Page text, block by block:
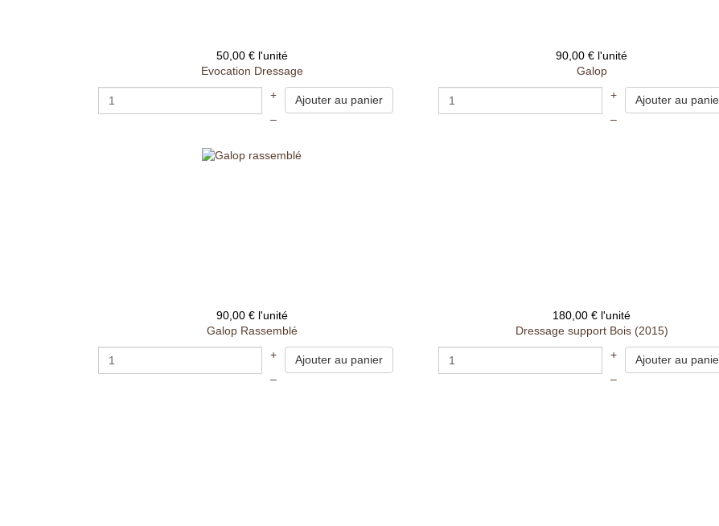
50,00 € l'unité
Evocation Dressage
+
–
90,00 € l'unité
Galop
+
–
90,00 € l'unité
Galop Rassemblé
+
–
180,00 € l'unité
Dressage support Bois (2015)
+
–